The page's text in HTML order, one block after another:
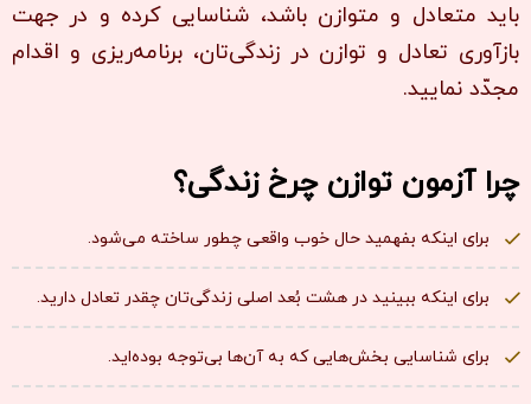
باید متعادل و متوازن باشد، شناسایی کرده و در جهت
بازآوری تعادل و توازن در زندگی‌تان، برنامه‌ریزی و اقدام
مجدّد نمایید.
چرا آزمون توازن چرخ زندگی؟
برای اینکه بفهمید حال خوب واقعی چطور ساخته می‌شود.
برای اینکه ببینید در هشت بُعد اصلی زندگی‌تان چقدر تعادل دارید.
برای شناسایی بخش‌هایی که به آن‌ها بی‌توجه بوده‌اید.